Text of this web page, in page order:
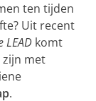
ten tijden
Uit recent
LEAD komt
zijn met
.